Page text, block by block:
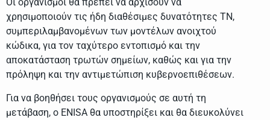
Οι οργανισμοί θα πρέπει να αρχίσουν να
χρησιμοποιούν τις ήδη διαθέσιμες δυνατότητες ΤΝ,
συμπεριλαμβανομένων των μοντέλων ανοιχτού
κώδικα, για τον ταχύτερο εντοπισμό και την
αποκατάσταση τρωτών σημείων, καθώς και για την
πρόληψη και την αντιμετώπιση κυβερνοεπιθέσεων.
Για να βοηθήσει τους οργανισμούς σε αυτή τη
μετάβαση, ο ENISA θα υποστηρίξει και θα διευκολύνει